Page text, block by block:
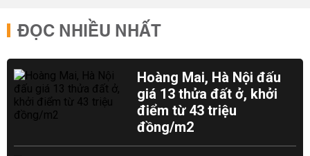
ĐỌC NHIỀU NHẤT
Hoàng Mai, Hà Nội đấu
giá 13 thửa đất ở, khởi
điểm từ 43 triệu
đồng/m2